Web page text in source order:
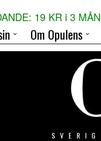
19 KR i 3
Om Opulens